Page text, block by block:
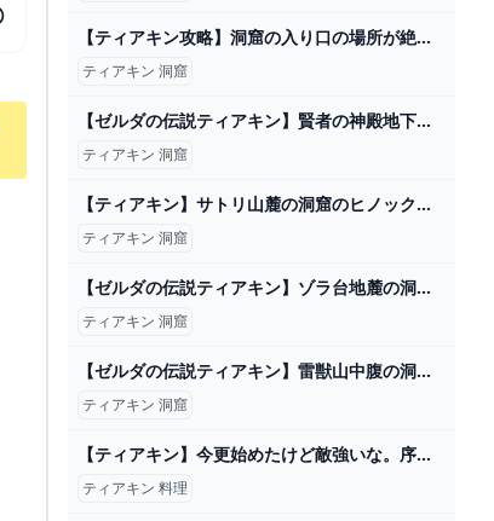
【ティアキン攻略】洞窟の入り口の場所が絶妙。カカリコ村のミニチャレンジ２。【ゼルダの伝説 ティアーズ オブ ザ キングダム】 - YouTube
ティアキン 洞窟
【ゼルダの伝説ティアキン】賢者の神殿地下の洞窟(マヨイ） - YouTube
ティアキン 洞窟
【ティアキン】サトリ山麓の洞窟のヒノックス ゼルダの伝説ティアーズ オブ ザ キングダム（2周目） #ゼルダの伝説 #ティアキン #zelda #shorts - YouTube
ティアキン 洞窟
【ゼルダの伝説ティアキン】ゾラ台地麓の洞窟(マヨイ） - YouTube
ティアキン 洞窟
【ゼルダの伝説ティアキン】雷獣山中腹の洞窟の攻略【クライムバンダナ】 こころぐゲーム
ティアキン 洞窟
【ティアキン】今更始めたけど敵強いな。序盤はやや死にゲー。 – ゲーム攻略のかけら
ティアキン 料理